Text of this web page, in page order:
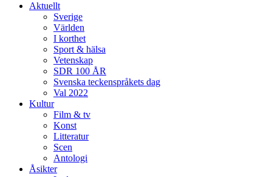
Aktuellt
Sverige
Världen
I korthet
Sport & hälsa
Vetenskap
SDR 100 ÅR
Svenska teckenspråkets dag
Val 2022
Kultur
Film & tv
Konst
Litteratur
Scen
Antologi
Åsikter